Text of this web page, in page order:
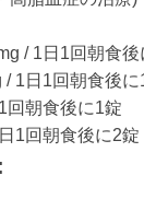
/ 1日1回朝食後
/ 1日1回朝食後に
回朝食後に1錠
1回朝食後に2錠